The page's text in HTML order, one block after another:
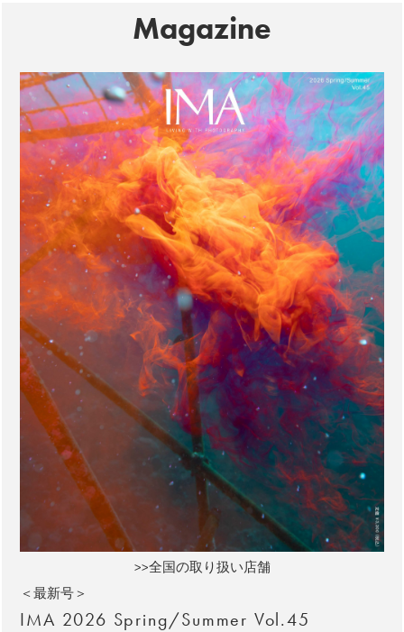
Magazine
>>全国の取り扱い店舗
＜最新号＞
IMA 2026 Spring/Summer Vol.45